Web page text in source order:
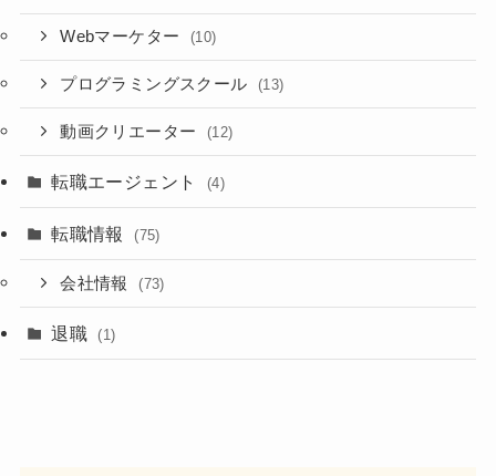
Webマーケター (10)
プログラミングスクール (13)
動画クリエーター (12)
転職エージェント (4)
転職情報 (75)
会社情報 (73)
退職 (1)